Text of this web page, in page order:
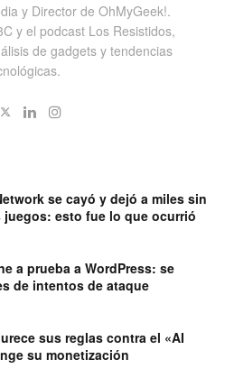
y Director de OhMyGeek!.
y el podcast Los Resistidos,
de gadgets y tendencias
se cayó y dejó a miles sin
juegos: esto fue lo que ocurrió
a prueba a WordPress: se
de intentos de ataque
sus reglas contra el «AI
su monetización